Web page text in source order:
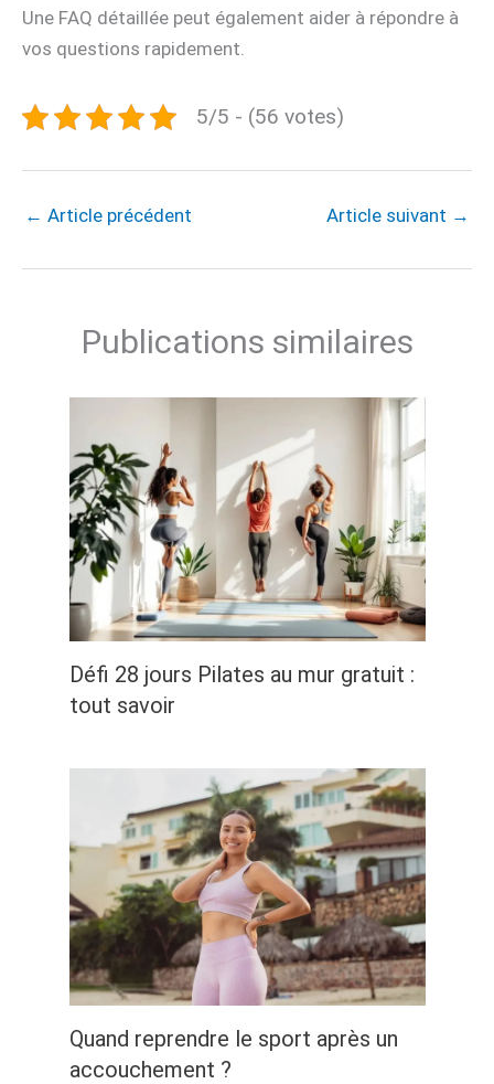
Une FAQ détaillée peut également aider à répondre à
vos questions rapidement.
5/5 - (56 votes)
← Article précédent Article suivant →
Publications similaires
Défi 28 jours Pilates au mur gratuit :
tout savoir
Quand reprendre le sport après un
accouchement ?